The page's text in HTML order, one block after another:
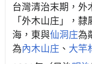
台灣清治末期，外
「外木山庄」，隸
海，東與仙洞庄為
為內木山庄 、 大竿